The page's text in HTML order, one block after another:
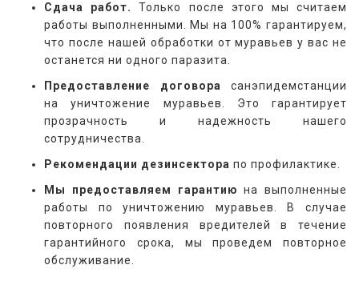
Сдача работ.
Только после этого мы считаем
работы выполненными. Мы на 100% гарантируем,
что после нашей обработки от муравьев у вас не
останется ни одного паразита.
Предоставление договора санэпидемстанции
на уничтожение муравьев. Это гарантирует
прозрачность и надежность нашего
сотрудничества.
Рекомендации дезинсектора по профилактике.
Мы предоставляем гарантию на выполненные
работы по уничтожению муравьев. В случае
повторного появления вредителей в течение
гарантийного срока, мы проведем повторное
обслуживание.